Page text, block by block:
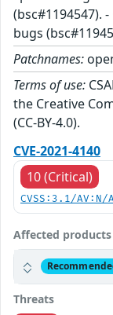
(bsc#1194547).
bugs
Patchnames:
Terms of use:
the Creative
(CC-BY-4.0).
CVE-2021-4140
10 (Critical)
CVSS:3.1/
Affected products
Threats